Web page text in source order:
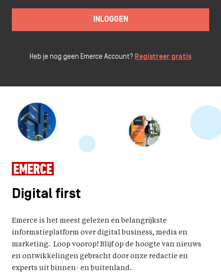
Digital first
Emerce is het meest gelezen en belangrijkste
informatieplatform over digital business, media en
marketing. Loop voorop! Blijf op de hoogte van nieuws
en ontwikkelingen gebracht door onze redactie en
experts uit binnen- en buitenland.
INLOGGEN
Heb je nog geen Emerce Account? Registreer gratis